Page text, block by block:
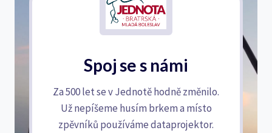
Spoj se s námi
Za 500 let se v Jednotě hodně změnilo.
Už nepíšeme husím brkem a místo
zpěvníků používáme dataprojektor.